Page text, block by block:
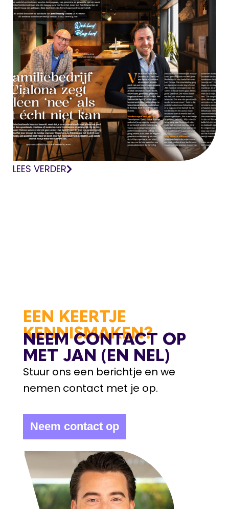
LEES VERDER
EEN KEERTJE
KENNISMAKEN?
NEEM CONTACT OP
MET JAN (EN NEL)
Stuur ons een berichtje en we
nemen contact met je op.
Neem contact op